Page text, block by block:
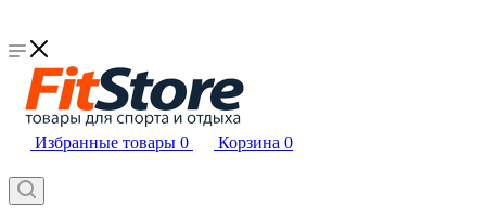
Избранные товары 0 Корзина 0